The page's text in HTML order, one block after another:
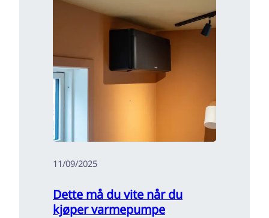
11/09/2025
Dette må du vite når du
kjøper varmepumpe